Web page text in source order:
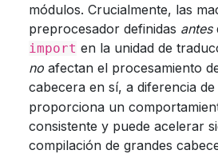
módulos. Crucialmente, las
preprocesador definidas antes
import en la unidad de
no afectan el procesamiento
cabecera en sí, a diferencia de
proporciona un
consistente y puede acelerar
compilación de grandes